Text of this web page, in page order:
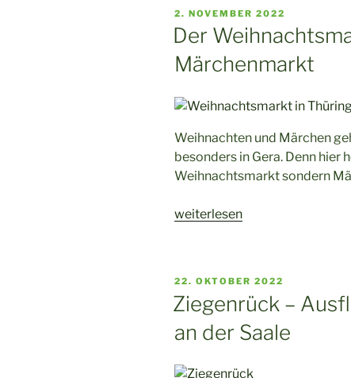
Vogtland“
VERÖFFENTLICHT
AM
2. NOVEMBER 2022
Der
Märchenmarkt
Weihnachten und Märchen
besonders in Gera. Denn
Weihnachtsmarkt sondern
„Der
ein
Märchenmarkt“
weiterlesen
VERÖFFENTLICHT
AM
22. OKTOBER 2022
Ziegenrück –
an der Saale